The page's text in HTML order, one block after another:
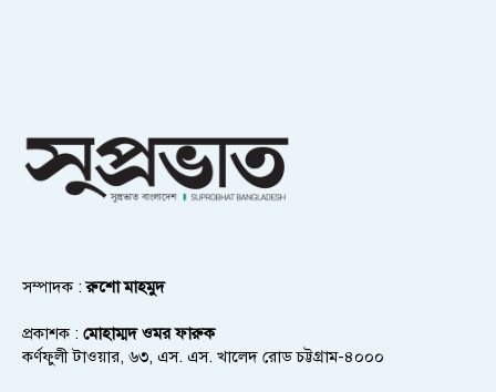
সম্পাদক :রুশো মাহমুদ
প্রকাশক : মোহাম্মদ ওমর ফারুক
কর্ণফুলী টাওয়ার, ৬৩, এস. এস. খালেদ রোড চট্টগ্রাম-৪০০০